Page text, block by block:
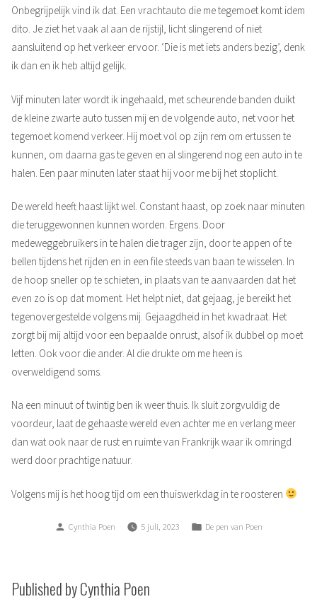
Onbegrijpelijk vind ik dat. Een vrachtauto die me tegemoet komt idem
dito. Je ziet het vaak al aan de rijstijl, licht slingerend of niet
aansluitend op het verkeer ervoor. ‘Die is met iets anders bezig’, denk
ik dan en ik heb altijd gelijk.
Vijf minuten later wordt ik ingehaald, met scheurende banden duikt
de kleine zwarte auto tussen mij en de volgende auto, net voor het
tegemoet komend verkeer. Hij moet vol op zijn rem om ertussen te
kunnen, om daarna gas te geven en al slingerend nog een auto in te
halen. Een paar minuten later staat hij voor me bij het stoplicht.
De wereld heeft haast lijkt wel. Constant haast, op zoek naar minuten
die teruggewonnen kunnen worden. Ergens. Door
medeweggebruikers in te halen die trager zijn, door te appen of te
bellen tijdens het rijden en in een file steeds van baan te wisselen. In
de hoop sneller op te schieten, in plaats van te aanvaarden dat het
even zo is op dat moment. Het helpt niet, dat gejaag, je bereikt het
tegenovergestelde volgens mij. Gejaagdheid in het kwadraat. Het
zorgt bij mij altijd voor een bepaalde onrust, alsof ik dubbel op moet
letten. Ook voor die ander. Al die drukte om me heen is
overweldigend soms.
Na een minuut of twintig ben ik weer thuis. Ik sluit zorgvuldig de
voordeur, laat de gehaaste wereld even achter me en verlang meer
dan wat ook naar de rust en ruimte van Frankrijk waar ik omringd
werd door prachtige natuur.
Volgens mij is het hoog tijd om een thuiswerkdag in te roosteren
Posted
Cynthia Poen 5 juli, 2023
Posted
De pen van Poen
Published by Cynthia Poen